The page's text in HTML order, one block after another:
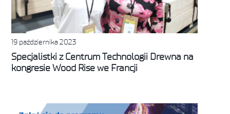
19 października 2023
Specjalistki z Centrum Technologii Drewna na
kongresie Wood Rise we Francji